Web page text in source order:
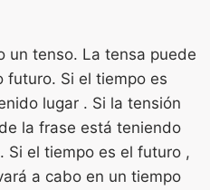
un tenso. La tensa puede
futuro. Si el tiempo es
lugar . Si la tensión
la frase está teniendo
Si el tiempo es el futuro ,
a cabo en un tiempo